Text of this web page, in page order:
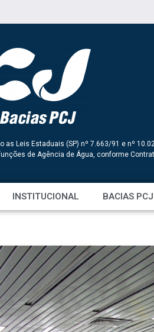
as Leis Estaduais (SP) nº 7.663/91 e nº
de Agência de Água, conforme
INSTITUCIONAL BACIAS PCJ